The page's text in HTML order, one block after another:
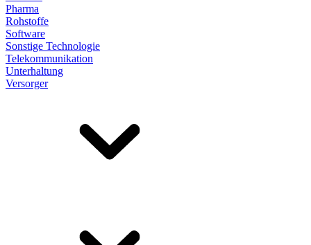
Pharma
Rohstoffe
Software
Sonstige Technologie
Telekommunikation
Unterhaltung
Versorger